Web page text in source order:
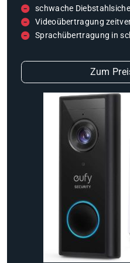
schwache
Videoübertragung
Sprachübertragung in
Zum